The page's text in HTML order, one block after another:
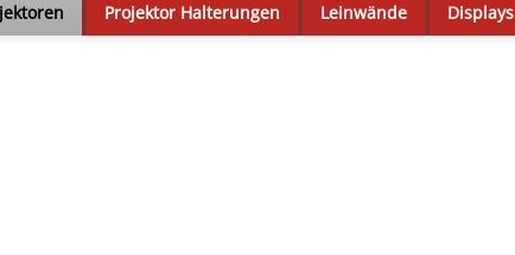
Projektor Halterungen Leinwände Displays